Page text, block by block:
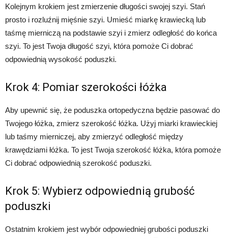
Kolejnym krokiem jest zmierzenie długości swojej szyi. Stań
prosto i rozluźnij mięśnie szyi. Umieść miarkę krawiecką lub
taśmę mierniczą na podstawie szyi i zmierz odległość do końca
szyi. To jest Twoja długość szyi, która pomoże Ci dobrać
odpowiednią wysokość poduszki.
Krok 4: Pomiar szerokości łóżka
Aby upewnić się, że poduszka ortopedyczna będzie pasować do
Twojego łóżka, zmierz szerokość łóżka. Użyj miarki krawieckiej
lub taśmy mierniczej, aby zmierzyć odległość między
krawędziami łóżka. To jest Twoja szerokość łóżka, która pomoże
Ci dobrać odpowiednią szerokość poduszki.
Krok 5: Wybierz odpowiednią grubość
poduszki
Ostatnim krokiem jest wybór odpowiedniej grubości poduszki